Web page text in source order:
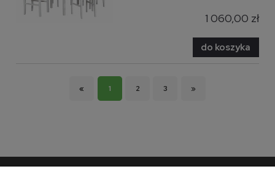
1 060,00 zł
do koszyka
« 1 2 3 »